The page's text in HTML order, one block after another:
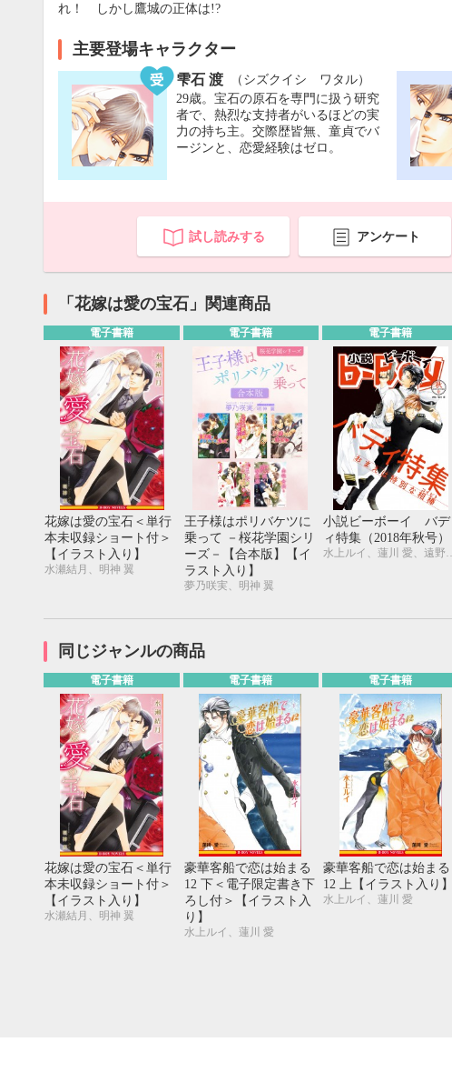
れ！ しかし鷹城の正体は!?
主要登場キャラクター
雫石 渡
（シズクイシ ワタル）
29歳。宝石の原石を専門に扱う研究
者で、熱烈な支持者がいるほどの実
力の持ち主。交際歴皆無、童貞でバ
ージンと、恋愛経験はゼロ。
試し読みする アンケート
「花嫁は愛の宝石」関連商品
電子書籍
花嫁は愛の宝石＜単行
本未収録ショート付＞
【イラスト入り】
水瀬結月、明神 翼
電子書籍
王子様はポリバケツに
乗って －桜花学園シリ
ーズ－【合本版】【イ
ラスト入り】
夢乃咲実、明神 翼
電子書籍
小説ビーボーイ バデ
ィ特集（2018年秋号）
同じジャンルの商品
電子書籍
花嫁は愛の宝石＜単行
本未収録ショート付＞
【イラスト入り】
水瀬結月、明神 翼
電子書籍
豪華客船で恋は始まる
12 下＜電子限定書き下
ろし付＞【イラスト入
り】
水上ルイ、蓮川 愛
電子書籍
豪華客船で恋は始まる
12 上【イラスト入り】
水上ルイ、蓮川 愛
9月
MON TUE WED FRI SAT
1 2 4
5
11
12
21 22 23 24 25
26
28
10月
SUN MON TUE WED
18
19 20 21